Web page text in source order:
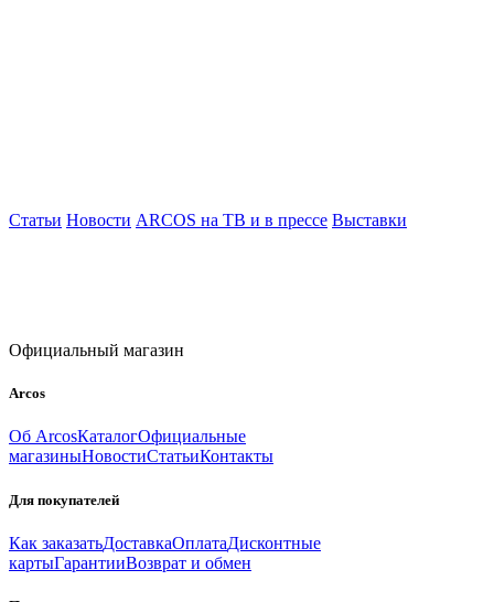
Статьи Новости ARCOS на ТВ и в прессе Выставки
Официальный магазин
Arcos
Об ArcosКаталогОфициальные
магазиныНовостиСтатьиКонтакты
Для покупателей
Как заказатьДоставкаОплатаДисконтные
картыГарантииВозврат и обмен